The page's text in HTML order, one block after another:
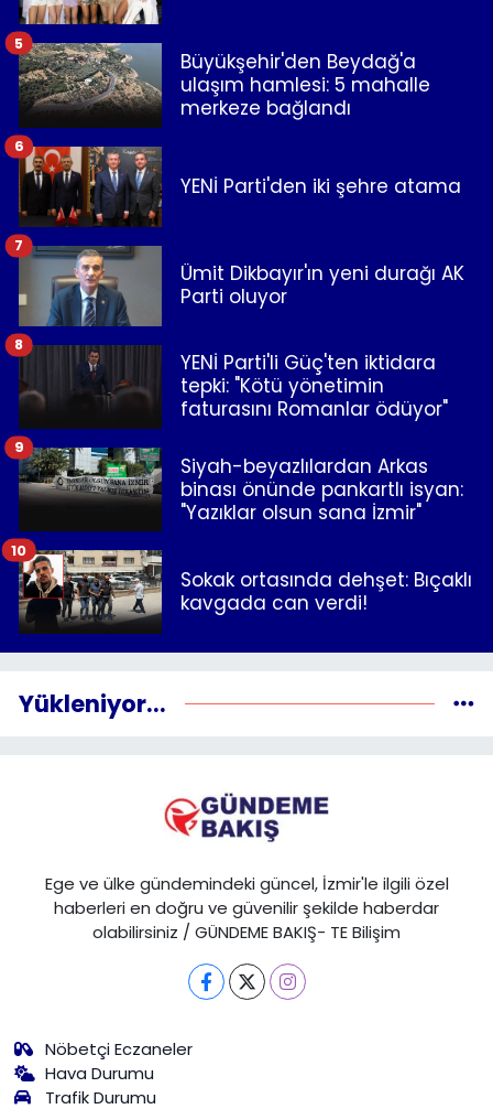
Büyükşehir'den Beydağ'a
ulaşım hamlesi: 5 mahalle
merkeze bağlandı
5
YENİ Parti'den iki şehre atama
6
Ümit Dikbayır'ın yeni durağı AK
Parti oluyor
7
YENİ Parti'li Güç'ten iktidara
tepki: "Kötü yönetimin
faturasını Romanlar ödüyor"
8
Siyah-beyazlılardan Arkas
binası önünde pankartlı isyan:
"Yazıklar olsun sana İzmir"
9
Sokak ortasında dehşet: Bıçaklı
kavgada can verdi!
10
Yükleniyor...
Ege ve ülke gündemindeki güncel, İzmir'le ilgili özel
haberleri en doğru ve güvenilir şekilde haberdar
olabilirsiniz / GÜNDEME BAKIŞ- TE Bilişim
Nöbetçi Eczaneler
Hava Durumu
Trafik Durumu